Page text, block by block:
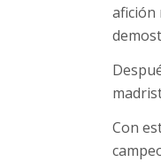
afición
Con